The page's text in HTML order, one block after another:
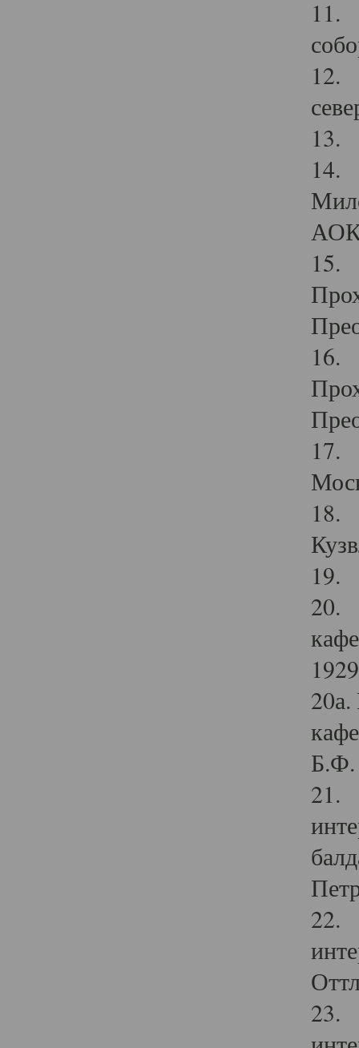
11.
12.
13.
14.
15.
16.
17.
18.
19.
20.
Б.Ф.
21.
22.
23.